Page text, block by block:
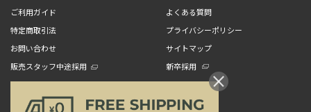
ご利用ガイド
よくある質問
特定商取引法
プライバシーポリシー
お問い合わせ
サイトマップ
販売スタッフ中途採用
新卒採用